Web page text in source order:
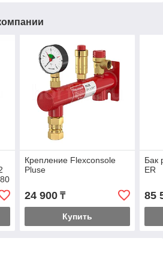
Крепление Flexconsole
Pluse
24 900₸
Купить
Бак
ER
85